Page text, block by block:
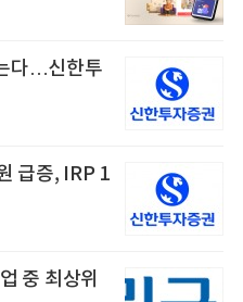
다…신한투
급증, IRP 1
중 최상위